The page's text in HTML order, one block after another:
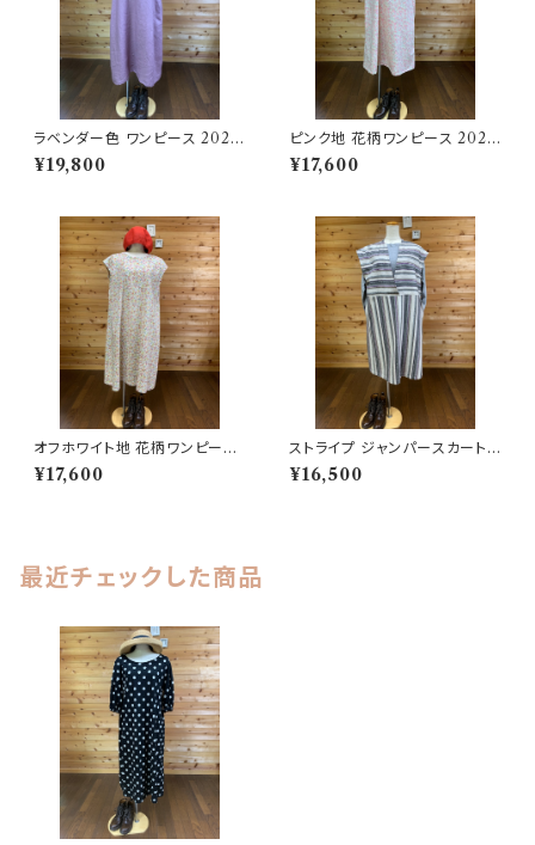
ラベンダー色 ワンピース 2025
06251751
¥19,800
ピンク地 花柄ワンピース 2025
06251750
¥17,600
オフホワイト地 花柄ワンピース
202506251749
¥17,600
ストライプ ジャンパースカート 2
02506251721
¥16,500
最近チェックした商品